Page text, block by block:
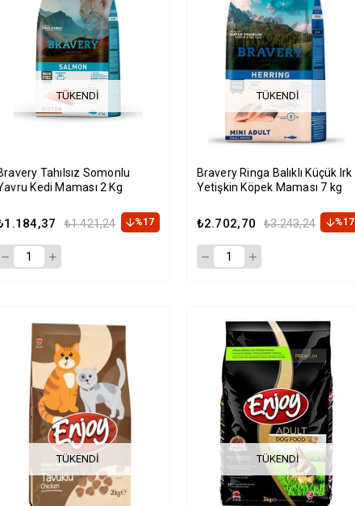
TÜKENDI
Tahılsız Somonlu
Kedi Maması 2 Kg
₺1.421,24 %17
TÜKENDI
Bravery Ringa Balıklı Küçük Irk
Yetişkin Köpek Maması 7 kg
₺2.702,70 ₺3.243,24 %17
TÜKENDI TÜKENDI